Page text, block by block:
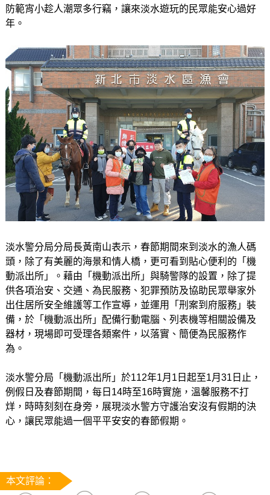
防範宵小趁人潮眾多行竊，讓來淡水遊玩的民眾能安心過好
年。
淡水警分局分局長黃南山表示，春節期間來到淡水的漁人碼
頭，除了有美麗的海景和情人橋，更可看到貼心便利的「機
動派出所」。藉由「機動派出所」與騎警隊的設置，除了提
供各項治安、交通、為民服務、犯罪預防及協助民眾舉家外
出住居所安全維護等工作宣導，並運用「刑案到府服務」裝
備，於「機動派出所」配備行動電腦、列表機等相關設備及
器材，現場即可受理各類案件，以落實、簡便為民服務作
為。
淡水警分局「機動派出所」於112年1月1日起至1月31日止，
例假日及春節期間，每日14時至16時實施，溫馨服務不打
烊，時時刻刻在身旁，展現淡水警方守護治安沒有假期的決
心，讓民眾能過一個平平安安的春節假期。
本文評論：